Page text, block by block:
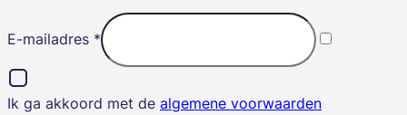
E-mailadres *
Ik ga akkoord met de algemene voorwaarden